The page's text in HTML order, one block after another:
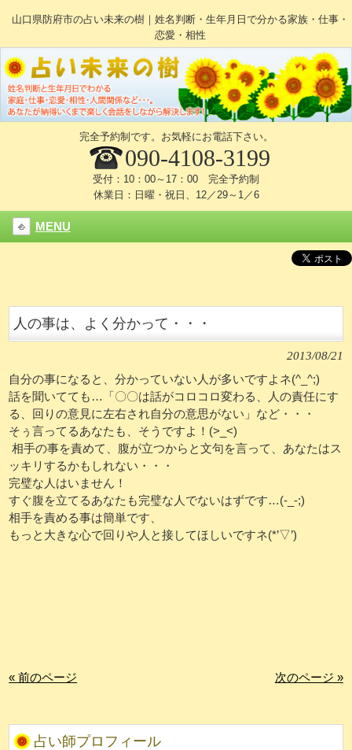
山口県防府市の占い未来の樹｜姓名判断・生年月日で分かる家族・仕事・
恋愛・相性
完全予約制です。お気軽にお電話下さい。
090-4108-3199
受付：10：00～17：00 完全予約制
休業日：日曜・祝日、12／29～1／6
MENU
人の事は、よく分かって・・・
2013/08/21
自分の事になると、分かっていない人が多いですよネ(^_^;)
話を聞いてても…「〇〇は話がコロコロ変わる、人の責任にす
る、回りの意見に左右され自分の意思がない」など・・・
そぅ言ってるあなたも、そうですよ！(>_<)
相手の事を責めて、腹が立つからと文句を言って、あなたはス
ッキリするかもしれない・・・
完璧な人はいません！
すぐ腹を立てるあなたも完璧な人でないはずです…(-_-;)
相手を責める事は簡単です、
もっと大きな心で回りや人と接してほしいですネ(*’▽’)
« 前のページ 次のページ »
占い師プロフィール